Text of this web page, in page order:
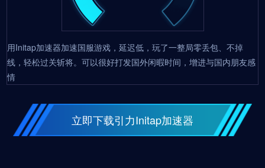
用Initap加速器加速国服游戏，延迟低，玩了一整局零丢包、不掉
线，轻松过关斩将。可以很好打发国外闲暇时间，增进与国内朋友感
情
立即下载引力Initap加速器